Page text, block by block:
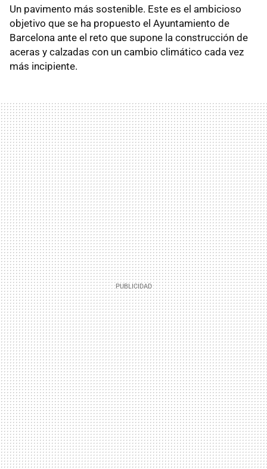
Un pavimento más sostenible. Este es el ambicioso
objetivo que se ha propuesto el Ayuntamiento de
Barcelona ante el reto que supone la construcción de
aceras y calzadas con un cambio climático cada vez
más incipiente.